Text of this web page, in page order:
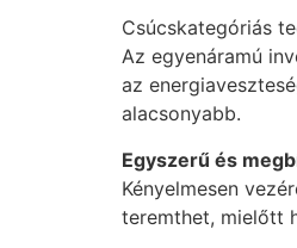
Csúcskategóriás
Az egyenáramú
az
alacsonyabb.
Egyszerű és
Kényelmesen
teremthet, mielőtt